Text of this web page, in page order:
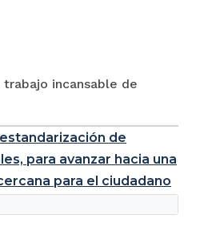
incansable de
de
para avanzar hacia una
para el ciudadano